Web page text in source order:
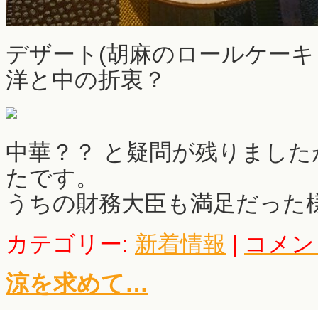
デザート(胡麻のロールケー
洋と中の折衷？
中華？？ と疑問が残りまし
たです。
うちの財務大臣も満足だった
カテゴリー: 新着情報 | コメ
涼を求めて…